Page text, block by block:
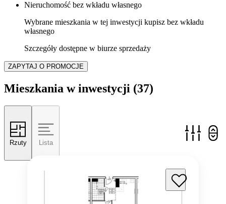
Nieruchomość bez wkładu własnego
Wybrane mieszkania w tej inwestycji kupisz bez wkładu
własnego
Szczegóły dostępne w biurze sprzedaży
ZAPYTAJ O PROMOCJE
Mieszkania w inwestycji (37)
Rzuty Lista